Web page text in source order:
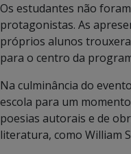
Os estudantes não
protagonistas. As
próprios alunos
para o centro da
Na culminância do
escola para um
poesias autorais e de
literatura, como William